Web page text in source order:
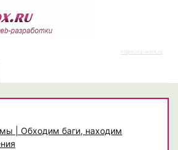
https://rz-work.ru
| Обходим баги, находим